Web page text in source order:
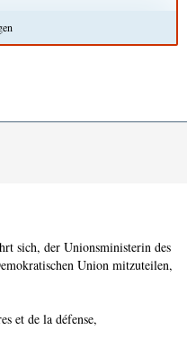
Laufe des heutigen Abends
hinaus vorbehält, zivile
militärischer
bedauert
gezwungen.
sich, der Unionsministerin des
Union mitzuteilen,
et de la défense,